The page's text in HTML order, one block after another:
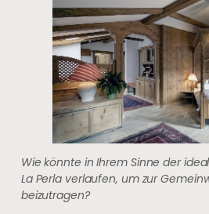
Wie könnte in Ihrem Sinne der
La Perla verlaufen, um zur
beizutragen?